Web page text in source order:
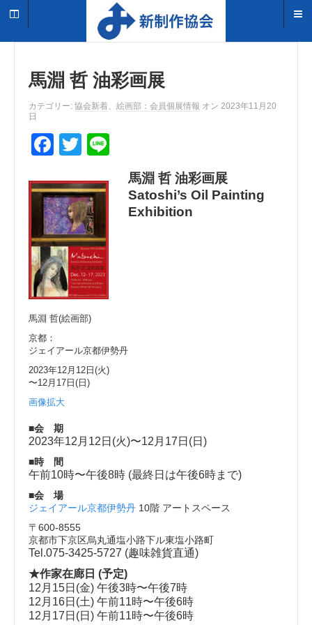
馬淵 哲 油彩画展
カテゴリー: 協会新着、 絵画部：会員個展情報 オン 2023年11月20
日
F
c
e
b
o
o
k
T
tt
er
馬淵 哲(絵画部)
京都：
ジェイアール京都伊勢丹
2023年12月12日(火)
〜12月17日(日)
画像拡大
馬淵 哲 油彩画展
Satoshi’s Oil Painting
Exhibition
■会 期
2023年12月12日(火)〜12月17日(日)
■時 間
午前10時〜午後8時 (最終日は午後6時まで)
■会 場
ジェイアール京都伊勢丹 10階 アートスペース
〒600-8555
京都市下京区烏丸通塩小路下ル東塩小路町
Tel.075-3425-5727 (趣味雑貨直通)
★作家在廊日 (予定)
12月15日(金) 午後3時〜午後7時
12月16日(土) 午前11時〜午後6時
12月17日(日) 午前11時〜午後6時